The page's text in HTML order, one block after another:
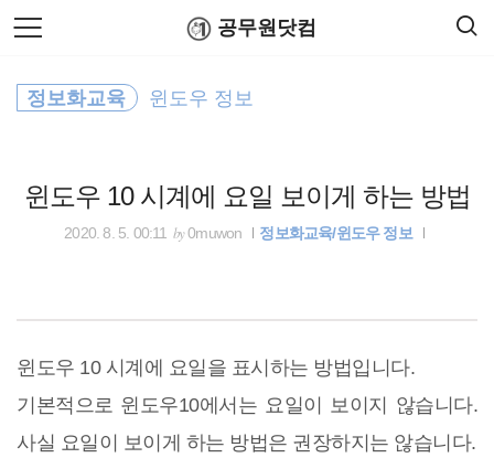
본
문
로
공무원닷컴
윈도우 10 시계에 요일 보이게 하는 방법
정보화교육 윈도우 정보
2020. 8. 5. 00:11 by0muwon 정보화교육/윈도우 정보
윈도우 10 시계에 요일을 표시하는 방법입니다.
기본적으로 윈도우10에서는 요일이 보이지 않습니다.
사실 요일이 보이게 하는 방법은 권장하지는 않습니다.
검
색
공휴일
24절기
윈도우
국토교통부